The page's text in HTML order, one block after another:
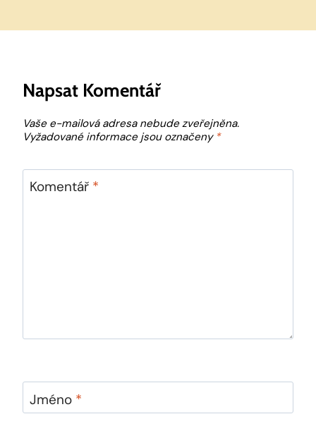
Napsat Komentář
Vaše e-mailová adresa nebude zveřejněna.
Vyžadované informace jsou označeny *
Komentář *
Jméno *